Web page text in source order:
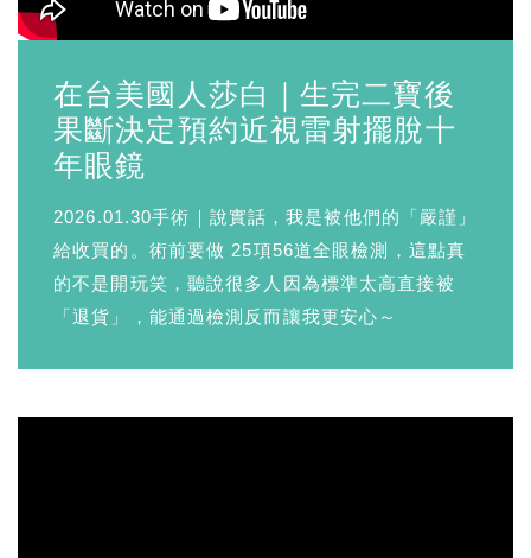
在台美國人莎白｜生完二寶後
果斷決定預約近視雷射擺脫十
年眼鏡
2026.01.30手術｜說實話，我是被他們的「嚴謹」
給收買的。術前要做 25項56道全眼檢測，這點真
的不是開玩笑，聽說很多人因為標準太高直接被
「退貨」，能通過檢測反而讓我更安心～